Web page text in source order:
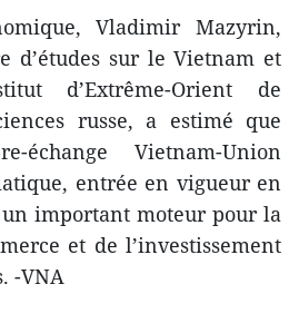
Vladimir Mazyrin,
d’études sur le Vietnam et
d’Extrême-Orient de
russe, a estimé que
échange Vietnam-Union
entrée en vigueur en
un important moteur pour la
et de l’investissement
-VNA